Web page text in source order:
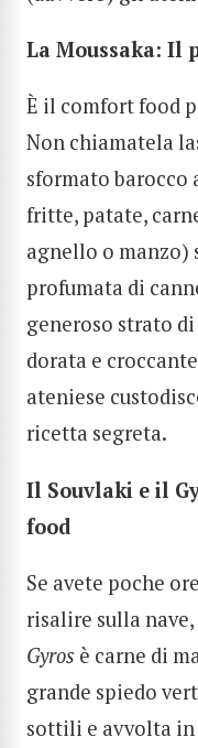
La Moussaka: Il
È il comfort food
Non chiamatela
sformato barocco
fritte, patate,
agnello o manzo)
profumata di
generoso strato
dorata e
ateniese
ricetta segreta.
Il Souvlaki e il
food
Se avete poche
risalire sulla
Gyros è carne di
grande spiedo
sottili e avvolta in